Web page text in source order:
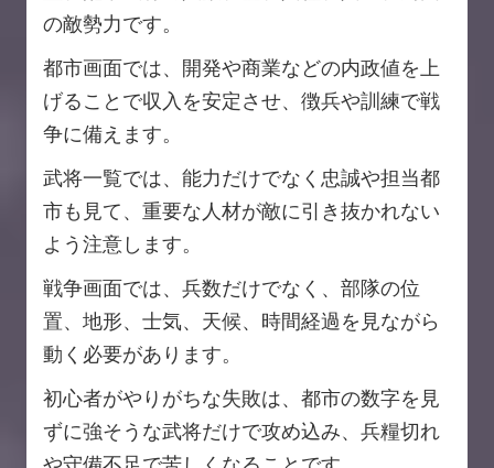
の敵勢力です。
都市画面では、開発や商業などの内政値を上
げることで収入を安定させ、徴兵や訓練で戦
争に備えます。
武将一覧では、能力だけでなく忠誠や担当都
市も見て、重要な人材が敵に引き抜かれない
よう注意します。
戦争画面では、兵数だけでなく、部隊の位
置、地形、士気、天候、時間経過を見ながら
動く必要があります。
初心者がやりがちな失敗は、都市の数字を見
ずに強そうな武将だけで攻め込み、兵糧切れ